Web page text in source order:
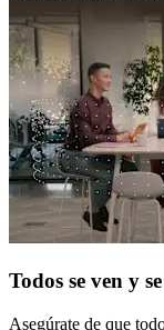
Todos se ven y
Asegúrate de que